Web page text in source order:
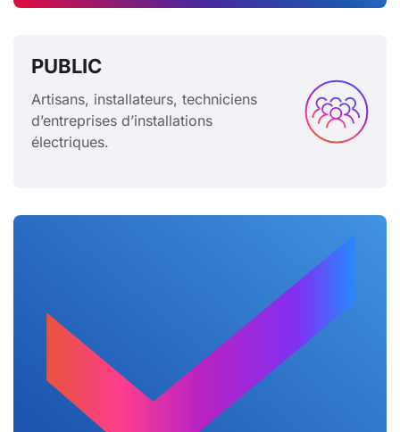
PUBLIC
Artisans, installateurs, techniciens
d’entreprises d’installations
électriques.